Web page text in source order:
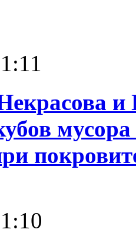
и
мусора